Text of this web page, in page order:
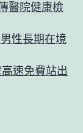
醫院健康檢
性長期在境
速免費站出